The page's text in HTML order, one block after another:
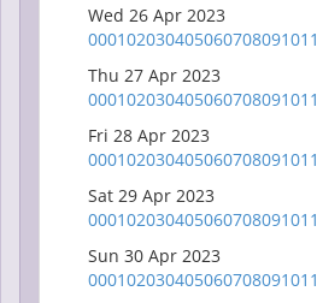
Wed 26 Apr 2023
000102030405060708091011
Thu 27 Apr 2023
000102030405060708091011
Fri 28 Apr 2023
000102030405060708091011
Sat 29 Apr 2023
000102030405060708091011
Sun 30 Apr 2023
000102030405060708091011